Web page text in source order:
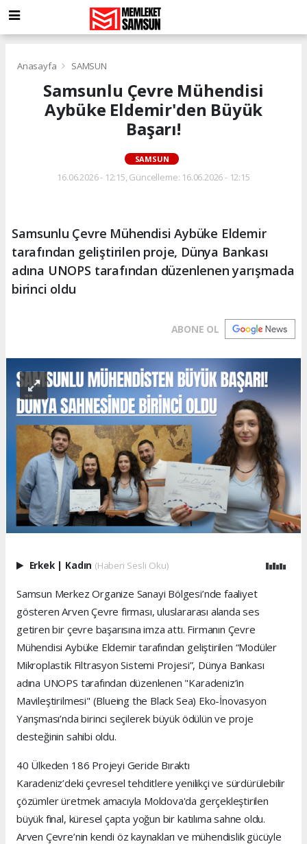
Anasayfa SAMSUN
Samsunlu Çevre Mühendisi
Aybüke Eldemir'den Büyük
Başarı!
SAMSUN
16.06.2026 - 12:15, Güncelleme: 16.06.2026 - 12:15
Samsunlu Çevre Mühendisi Aybüke Eldemir
tarafından geliştirilen proje, Dünya Bankası
adına UNOPS tarafından düzenlenen yarışmada
birinci oldu
ABONE OL
Erkek | Kadın (Haberi Sesli Oku)
Samsun Merkez Organize Sanayi Bölgesi’nde faaliyet
gösteren Arven Çevre firması, uluslararası alanda ses
getiren bir çevre başarısına imza attı. Firmanın Çevre
Mühendisi Aybüke Eldemir tarafından geliştirilen “Modüler
Mikroplastik Filtrasyon Sistemi Projesi”, Dünya Bankası
adına UNOPS tarafından düzenlenen "Karadeniz’in
Mavileştirilmesi" (Blueing the Black Sea) Eko-İnovasyon
Yarışması’nda birinci seçilerek büyük ödülün ve proje
desteğinin sahibi oldu.
40 Ülkeden 186 Projeyi Geride Bıraktı
Karadeniz’deki çevresel tehditlere yenilikçi ve sürdürülebilir
çözümler üretmek amacıyla Moldova'da gerçekleştirilen
büyük final, küresel çapta yoğun bir katılıma sahne oldu.
Arven Çevre’nin kendi öz kaynakları ve mühendislik gücüyle